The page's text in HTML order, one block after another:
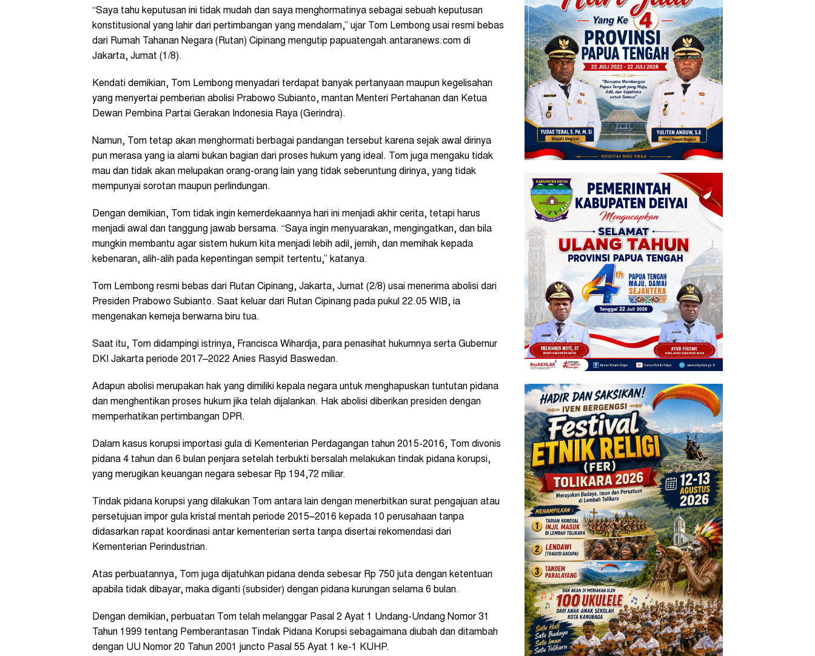
“Saya tahu keputusan ini tidak mudah dan saya menghormatinya sebagai sebuah keputusan
konstitusional yang lahir dari pertimbangan yang mendalam,” ujar Tom Lembong usai resmi bebas
dari Rumah Tahanan Negara (Rutan) Cipinang mengutip papuatengah.antaranews.com di
Jakarta, Jumat (1/8).
Kendati demikian, Tom Lembong menyadari terdapat banyak pertanyaan maupun kegelisahan
yang menyertai pemberian abolisi Prabowo Subianto, mantan Menteri Pertahanan dan Ketua
Dewan Pembina Partai Gerakan Indonesia Raya (Gerindra).
Namun, Tom tetap akan menghormati berbagai pandangan tersebut karena sejak awal dirinya
pun merasa yang ia alami bukan bagian dari proses hukum yang ideal. Tom juga mengaku tidak
mau dan tidak akan melupakan orang-orang lain yang tidak seberuntung dirinya, yang tidak
mempunyai sorotan maupun perlindungan.
Dengan demikian, Tom tidak ingin kemerdekaannya hari ini menjadi akhir cerita, tetapi harus
menjadi awal dan tanggung jawab bersama. “Saya ingin menyuarakan, mengingatkan, dan bila
mungkin membantu agar sistem hukum kita menjadi lebih adil, jernih, dan memihak kepada
kebenaran, alih-alih pada kepentingan sempit tertentu,” katanya.
Tom Lembong resmi bebas dari Rutan Cipinang, Jakarta, Jumat (2/8) usai menerima abolisi dari
Presiden Prabowo Subianto. Saat keluar dari Rutan Cipinang pada pukul 22.05 WIB, ia
mengenakan kemeja berwarna biru tua.
Saat itu, Tom didampingi istrinya, Francisca Wihardja, para penasihat hukumnya serta Gubernur
DKI Jakarta periode 2017–2022 Anies Rasyid Baswedan.
Adapun abolisi merupakan hak yang dimiliki kepala negara untuk menghapuskan tuntutan pidana
dan menghentikan proses hukum jika telah dijalankan. Hak abolisi diberikan presiden dengan
memperhatikan pertimbangan DPR.
Dalam kasus korupsi importasi gula di Kementerian Perdagangan tahun 2015-2016, Tom divonis
pidana 4 tahun dan 6 bulan penjara setelah terbukti bersalah melakukan tindak pidana korupsi,
yang merugikan keuangan negara sebesar Rp 194,72 miliar.
Tindak pidana korupsi yang dilakukan Tom antara lain dengan menerbitkan surat pengajuan atau
persetujuan impor gula kristal mentah periode 2015–2016 kepada 10 perusahaan tanpa
didasarkan rapat koordinasi antar kementerian serta tanpa disertai rekomendasi dari
Kementerian Perindustrian.
Atas perbuatannya, Tom juga dijatuhkan pidana denda sebesar Rp 750 juta dengan ketentuan
apabila tidak dibayar, maka diganti (subsider) dengan pidana kurungan selama 6 bulan.
Dengan demikian, perbuatan Tom telah melanggar Pasal 2 Ayat 1 Undang-Undang Nomor 31
Tahun 1999 tentang Pemberantasan Tindak Pidana Korupsi sebagaimana diubah dan ditambah
dengan UU Nomor 20 Tahun 2001 juncto Pasal 55 Ayat 1 ke-1 KUHP.